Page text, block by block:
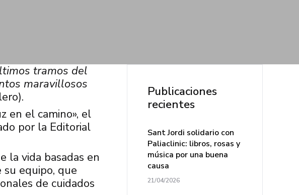
tramos del
maravillosos
en el camino», el
por la Editorial
la vida basadas en
equipo, que
de cuidados
Publicaciones
recientes
Sant Jordi solidario con
Paliaclinic: libros, rosas y
música por una buena
causa
21/04/2026